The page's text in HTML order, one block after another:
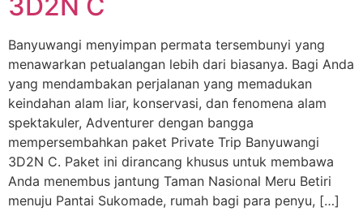
Banyuwangi menyimpan permata tersembunyi yang
menawarkan petualangan lebih dari biasanya. Bagi Anda
yang mendambakan perjalanan yang memadukan
keindahan alam liar, konservasi, dan fenomena alam
spektakuler, Adventurer dengan bangga
mempersembahkan paket Private Trip Banyuwangi
3D2N C. Paket ini dirancang khusus untuk membawa
Anda menembus jantung Taman Nasional Meru Betiri
menuju Pantai Sukomade, rumah bagi para penyu, […]